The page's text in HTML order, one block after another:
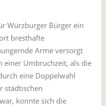
Würzburger Bürger ein
bresthafte
Arme versorgt
einer Umbruchzeit, als die
eine Doppelwahl
städtischen
konnte sich die